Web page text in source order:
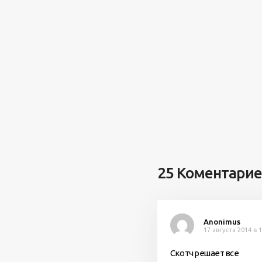
25
Anonimus
17 августа 2014 в
Скотч решает все